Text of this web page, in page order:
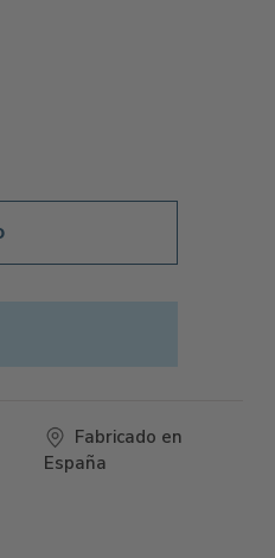
Fabricado en
España